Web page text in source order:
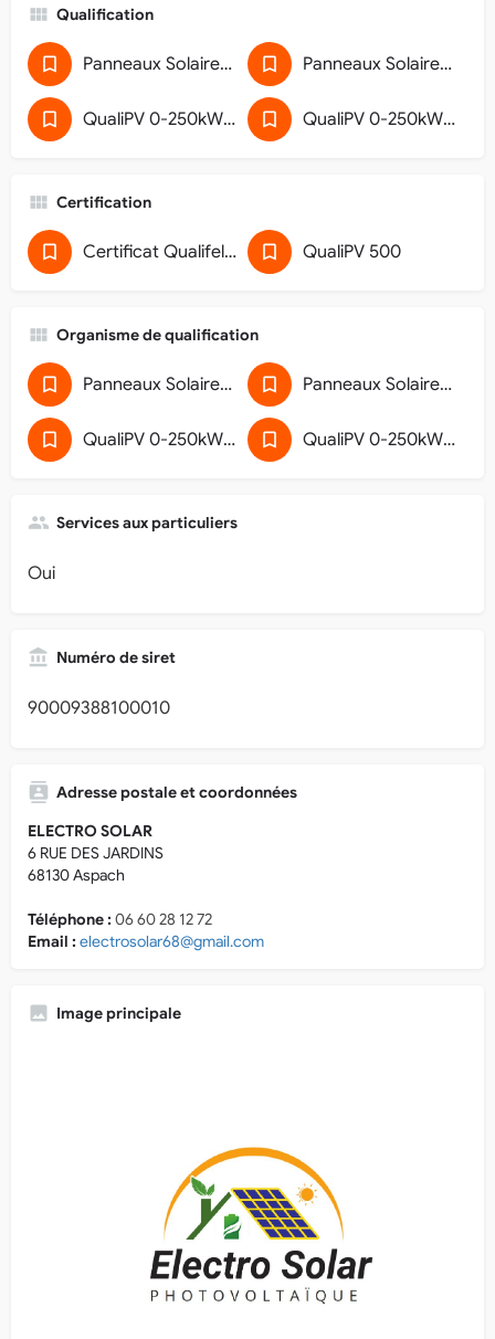
Qualification
Panneaux Solaires Photovoltaïques Panneaux Solaires Photovoltaïques (43SPVRGE)
QualiPV 0-250kWc - Pose de générateur photovoltaïque raccordé au réseau QualiPV 0-250kWc - Pose de générateur photovoltaïque raccordé au réseau (33)
Certification
Certificat Qualifelec RGE QualiPV 500
Organisme de qualification
Panneaux Solaires Photovoltaïques Panneaux Solaires Photovoltaïques (43SPVRGE)
QualiPV 0-250kWc - Pose de générateur photovoltaïque raccordé au réseau QualiPV 0-250kWc - Pose de générateur photovoltaïque raccordé au réseau (33)
Services aux particuliers
Oui
Numéro de siret
90009388100010
Adresse postale et coordonnées
ELECTRO SOLAR
6 RUE DES JARDINS
68130 Aspach
Téléphone :06 60 28 12 72
Email :electrosolar68@gmail.com
Image principale